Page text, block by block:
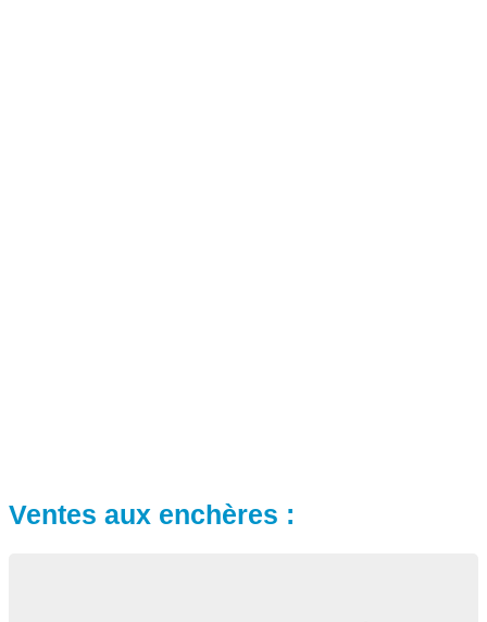
Ventes aux enchères :